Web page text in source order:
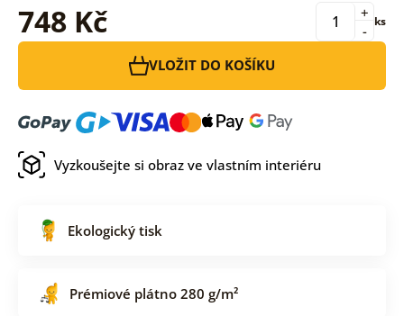
748 Kč -
+ ks
VLOŽIT DO KOŠÍKU
Vyzkoušejte si obraz ve vlastním interiéru
Ekologický tisk
Prémiové plátno 280 g/m²